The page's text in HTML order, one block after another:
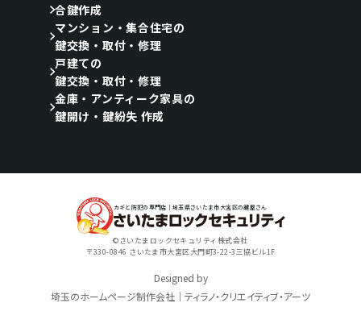
合鍵作成
マンション・集合住宅の
鍵交換・取付・修理
戸建ての
鍵交換・取付・修理
金庫・アンティーク家具の
鍵開け・鍵紛失 作成
カギと防犯の専門店｜埼玉県さいたま市大宮区の鍵屋さん
©さいたまロックセキュリティ株式会社
〒330-0846 さいたま市大宮区大門町3-22-3三協ビル1F
Designed by
埼玉のホームページ制作会社｜ティラノ・クリエイティブ・アーツ